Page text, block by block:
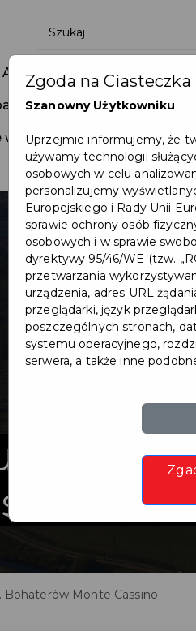
Aktualności Wydarzenia
Społeczna
w Pruszczu Mapa Miasta
Bohaterów Monte Cassino
Zgoda na Ciasteczka
Szanowny Użytkowniku
Uprzejmie informujemy, że
używamy technologii
osobowych w celu
personalizujemy
Europejskiego i Rady Unii
sprawie ochrony osób
osobowych i w sprawie
dyrektywy 95/46/WE (tzw.
przetwarzania
urządzenia, adres URL
przeglądarki, język
poszczególnych stronach,
systemu operacyjnego,
serwera, a także inne